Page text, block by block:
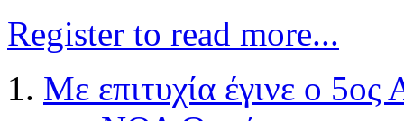
Register to read more...
Με επιτυχία έγινε ο